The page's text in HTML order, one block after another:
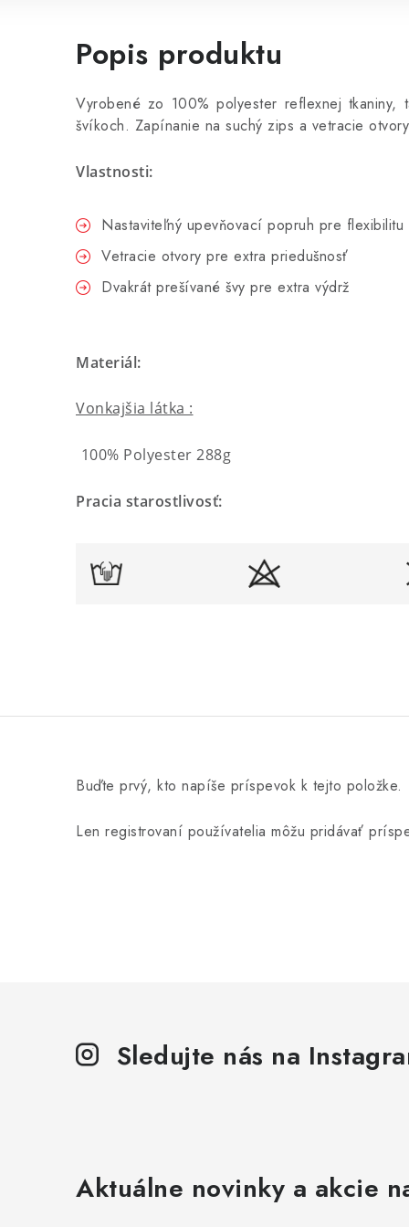
Popis produktu
Vyrobené zo 100% polyester reflexnej tkaniny,
švíkoch. Zapínanie na suchý zips a vetracie
Vlastnosti:
Nastaviteľný upevňovací popruh pre flexibilitu
Vetracie otvory pre extra priedušnosť
Dvakrát prešívané švy pre extra výdrž
Materiál:
Vonkajšia látka :
100% Polyester 288g
Pracia starostlivosť:
Buďte prvý, kto napíše príspevok k tejto položke.
Len registrovaní používatelia môžu pridávať
Sledujte nás na
Aktuálne novinky a akcie